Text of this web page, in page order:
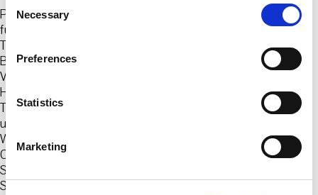
o
n
e
t
S
e
l
e
c
Necessary
Preferences
Statistics
Marketing
Prof. Dr. Alexander Böker, Direktor Fraunhofer-Institut
für Angewandte Polymerforschung IAP Dipl.-Ing.
Thomas Büsse, Leitung Verarbeitungstechnikum für
Biopolymere Schwarzheide Dr. Jens Balko, Leitung
Verarbeitungstechnikum für Biopolymere Schwarzheide
Heiko Ziller, Technischer Mitarbeiter Danny Pytek,
Technischer Mitarbeiter Jens Kunkel, Versuchsplanung
und Zusammenstellung Exponate Fabian Textor,
Wissenschaftlicher Mitarbeiter Frischhalte-Dosen,
Cremedosen, Kabeldurchführungen und
Schraubverschlüsse (Spritzguss), Joghurt-Becher und
Schalen (Thermoformen), Trink-